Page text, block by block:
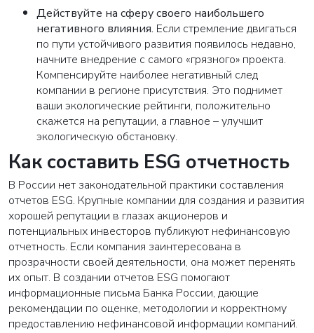
Действуйте на сферу своего наибольшего
негативного влияния. Если стремление двигаться
по пути устойчивого развития появилось недавно,
начните внедрение с самого «грязного» проекта.
Компенсируйте наиболее негативный след
компании в регионе присутствия. Это поднимет
ваши экологические рейтинги, положительно
скажется на репутации, а главное – улучшит
экологическую обстановку.
Как составить ESG отчетность
В России нет законодательной практики составления
отчетов ESG. Крупные компании для создания и развития
хорошей репутации в глазах акционеров и
потенциальных инвесторов публикуют нефинансовую
отчетность. Если компания заинтересована в
прозрачности своей деятельности, она может перенять
их опыт. В создании отчетов ESG помогают
информационные письма Банка России, дающие
рекомендации по оценке, методологии и корректному
предоставлению нефинансовой информации компаний.